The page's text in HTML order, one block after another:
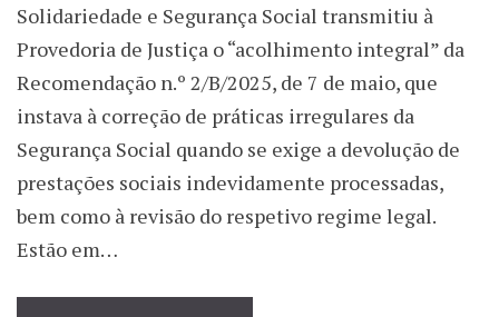
Solidariedade e Segurança Social transmitiu à
Provedoria de Justiça o “acolhimento integral” da
Recomendação n.º 2/B/2025, de 7 de maio, que
instava à correção de práticas irregulares da
Segurança Social quando se exige a devolução de
prestações sociais indevidamente processadas,
bem como à revisão do respetivo regime legal.
Estão em…